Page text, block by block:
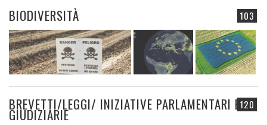
103
BIODIVERSITÀ
120
BREVETTI/LEGGI/ INIZIATIVE PARLAMENTARI E
GIUDIZIARIE